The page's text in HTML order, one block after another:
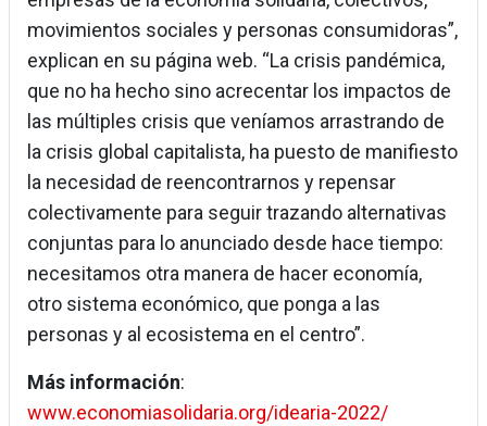
movimientos sociales y personas consumidoras”,
explican en su página web. “La crisis pandémica,
que no ha hecho sino acrecentar los impactos de
las múltiples crisis que veníamos arrastrando de
la crisis global capitalista, ha puesto de manifiesto
la necesidad de reencontrarnos y repensar
colectivamente para seguir trazando alternativas
conjuntas para lo anunciado desde hace tiempo:
necesitamos otra manera de hacer economía,
otro sistema económico, que ponga a las
personas y al ecosistema en el centro”.
Más información:
www.economiasolidaria.org/idearia-2022/